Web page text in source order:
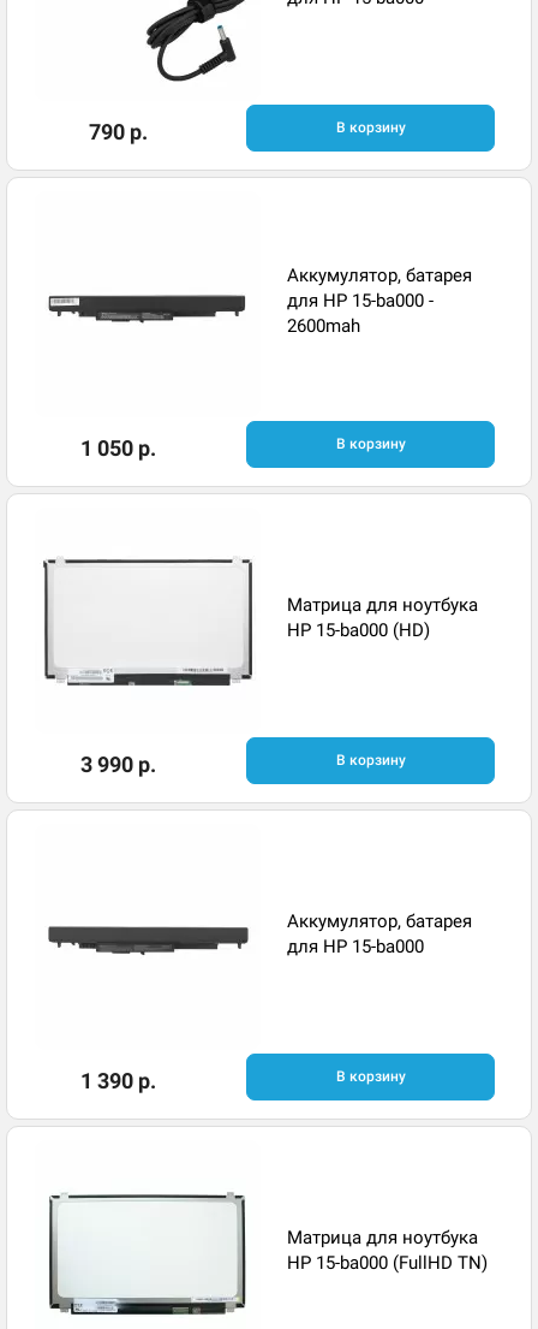
790 р. В корзину
Аккумулятор, батарея
для HP 15-ba000 -
2600mah
1 050 р. В корзину
Матрица для ноутбука
HP 15-ba000 (HD)
3 990 р. В корзину
Аккумулятор, батарея
для HP 15-ba000
1 390 р. В корзину
Матрица для ноутбука
HP 15-ba000 (FullHD TN)